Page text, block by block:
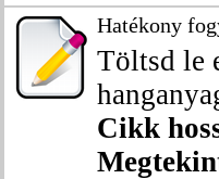
Hatékony
Töltsd le
Cikk